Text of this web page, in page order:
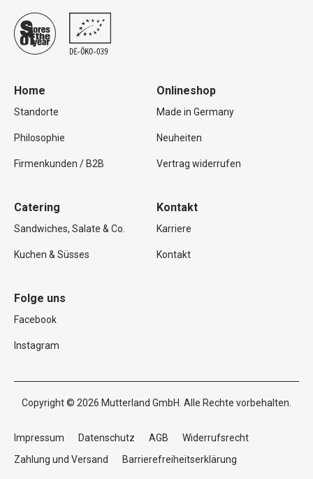
Home
Standorte
Philosophie
Firmenkunden / B2B
Onlineshop
Made in Germany
Neuheiten
Vertrag widerrufen
Catering
Sandwiches, Salate & Co.
Kuchen & Süsses
Kontakt
Karriere
Kontakt
Folge uns
Facebook
Instagram
Copyright © 2026 Mutterland GmbH. Alle Rechte vorbehalten.
Impressum Datenschutz AGB
Widerrufsrecht
Zahlung und Versand
Barrierefreiheitserklärung